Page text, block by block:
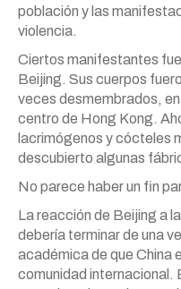
población y las
violencia.
Ciertos manifestantes
Beijing. Sus cuerpos
veces desmembrados,
centro de Hong Kong.
lacrimógenos y cócteles
descubierto algunas
No parece haber un fin
La reacción de Beijing a
debería terminar de una
académica de que China
comunidad internacional.